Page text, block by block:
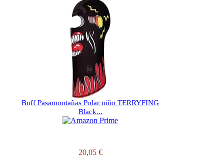
Buff Pasamontañas Polar niño TERRYFING
Black...
20,05 €